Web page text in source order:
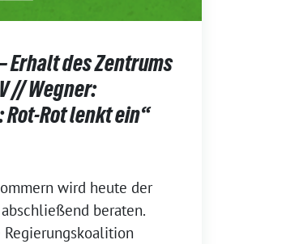
Erhalt des Zentrums
// Wegner:
Rot lenkt ein“
wird heute der
beraten.